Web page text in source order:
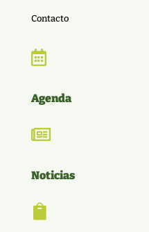
Contacto

Agenda

Noticias
